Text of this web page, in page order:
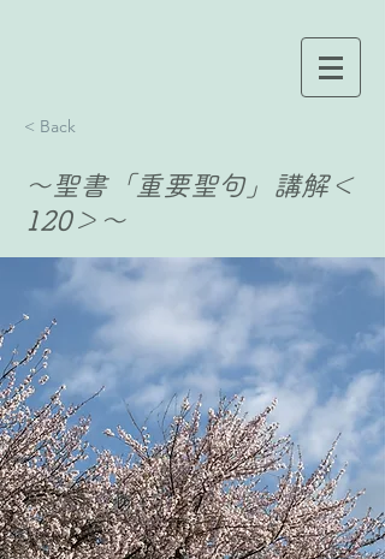
< Back
〜聖書「重要聖句」講解＜
120＞〜